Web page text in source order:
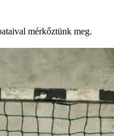
mérkőztünk meg.